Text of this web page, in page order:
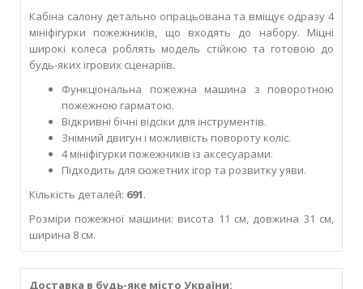
Кабіна салону детально опрацьована та вміщує одразу 4
мініфігурки пожежників, що входять до набору. Міцні
широкі колеса роблять модель стійкою та готовою до
будь-яких ігрових сценаріїв.
Функціональна пожежна машина з поворотною
пожежною гарматою.
Відкривні бічні відсіки для інструментів.
Знімний двигун і можливість повороту коліс.
4 мініфігурки пожежників із аксесуарами.
Підходить для сюжетних ігор та розвитку уяви.
Кількість деталей: 691.
Розміри пожежної машини: висота 11 см, довжина 31 см,
ширина 8 см.
Доставка в будь-яке місто України: